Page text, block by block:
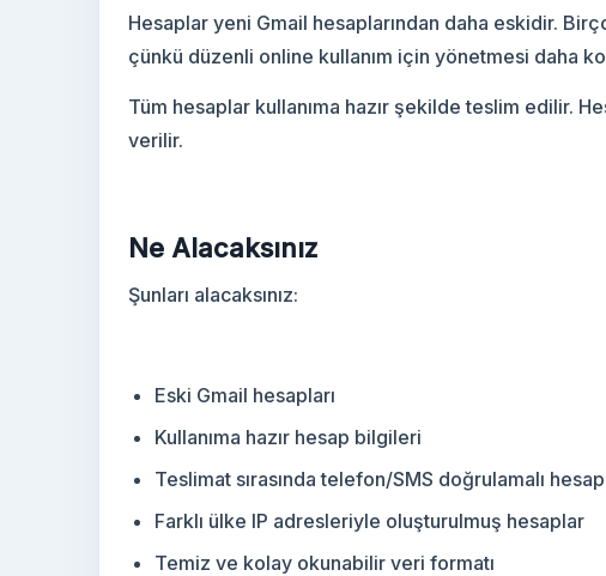
Forwarding Gmail
Yeni Gmail Hesapları
Hesaplar yeni Gmail hesaplarından daha eskidir.
çünkü düzenli online kullanım için yönetmesi daha
Tüm hesaplar kullanıma hazır şekilde teslim edilir.
verilir.
Ne Alacaksınız
Şunları alacaksınız:
Eski Gmail hesapları
Kullanıma hazır hesap bilgileri
Teslimat sırasında telefon/SMS doğrulamalı
Farklı ülke IP adresleriyle oluşturulmuş hesaplar
Temiz ve kolay okunabilir veri formatı